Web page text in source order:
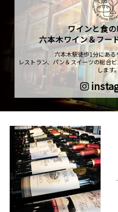
ワインと食
六本木ワイン＆フー
六本木駅徒歩1分にある
レストラン、パン＆スイーツの総合
します。